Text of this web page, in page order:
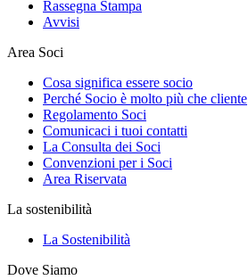
Rassegna Stampa
Avvisi
Area Soci
Cosa significa essere socio
Perché Socio è molto più che cliente
Regolamento Soci
Comunicaci i tuoi contatti
La Consulta dei Soci
Convenzioni per i Soci
Area Riservata
La sostenibilità
La Sostenibilità
Dove Siamo